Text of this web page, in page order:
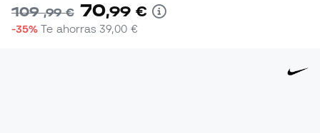
109,99 € 70,99 €
-35% Te ahorras39,00 €